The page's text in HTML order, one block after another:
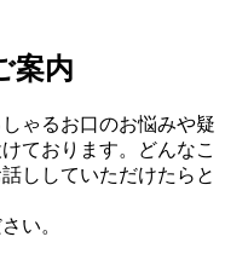
案内
ゃるお口のお悩みや疑
ております。どんなこ
ししていただけたらと
い。